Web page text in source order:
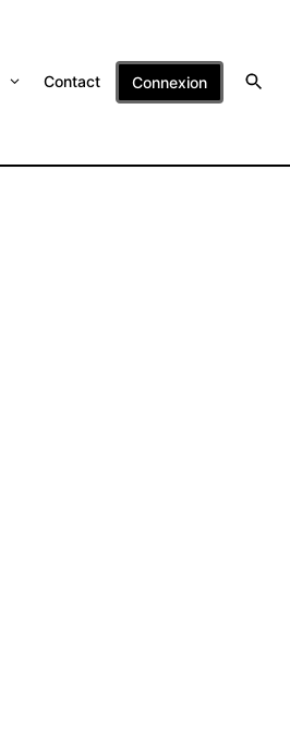
Contact Connexion